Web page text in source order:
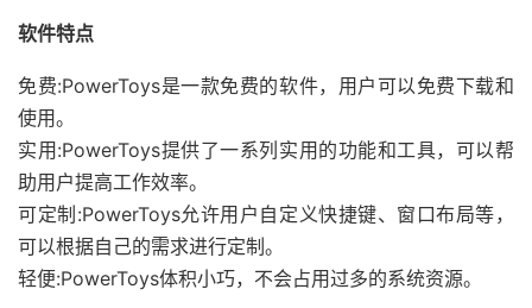
软件特点
免费:PowerToys是一款免费的软件，用户可以免费下载和
使用。
实用:PowerToys提供了一系列实用的功能和工具，可以帮
助用户提高工作效率。
可定制:PowerToys允许用户自定义快捷键、窗口布局等，
可以根据自己的需求进行定制。
轻便:PowerToys体积小巧，不会占用过多的系统资源。